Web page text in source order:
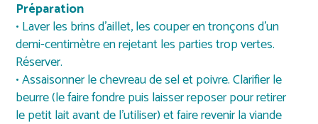
Préparation
• Laver les brins d’aillet, les couper en tronçons d’un
demi-centimètre en rejetant les parties trop vertes.
Réserver.
• Assaisonner le chevreau de sel et poivre. Clarifier le
beurre (le faire fondre puis laisser reposer pour retirer
le petit lait avant de l’utiliser) et faire revenir la viande